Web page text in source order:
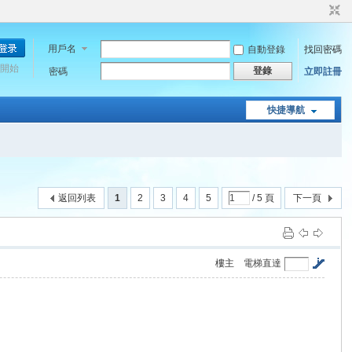
用戶名 自動登錄
找回密碼
密碼
登錄 立即註冊
始
快捷導航
1 2 3 4 5 / 5 頁 下一頁
返回列表
電梯直達
樓主